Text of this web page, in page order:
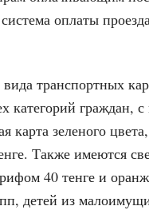
оплаты
транспортных
категорий граждан,
карта зеленого
Также имеются
40 тенге и
детей из